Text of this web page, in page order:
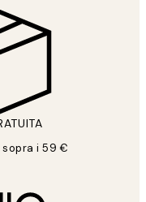
i 59 €